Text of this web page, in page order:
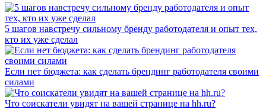
5 шагов навстречу сильному бренду работодателя и опыт тех,
кто их уже сделал
Если нет бюджета: как сделать брендинг работодателя своими
силами
Что соискатели увидят на вашей странице на hh.ru?